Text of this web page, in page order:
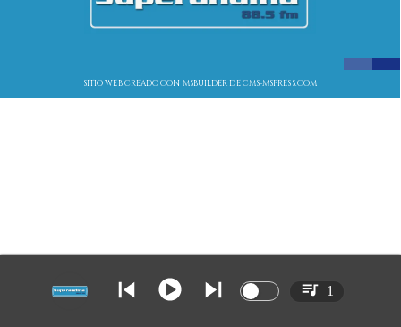
SITIO WEB CREADO CON MSBUILDER DE CMS-MSPRESS.COM
1